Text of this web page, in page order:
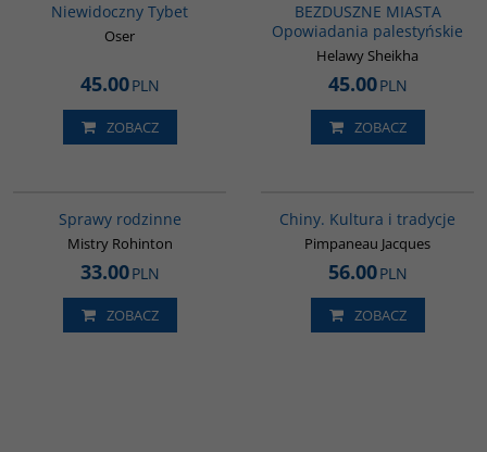
Niewidoczny Tybet
Oser
45.00PLN
ZOBACZ
BEZDUSZNE MIASTA
Opowiadania palestyńskie
Helawy Sheikha
45.00PLN
ZOBACZ
Sprawy rodzinne
Mistry Rohinton
33.00PLN
ZOBACZ
Chiny. Kultura i tradycje
Pimpaneau Jacques
56.00PLN
ZOBACZ